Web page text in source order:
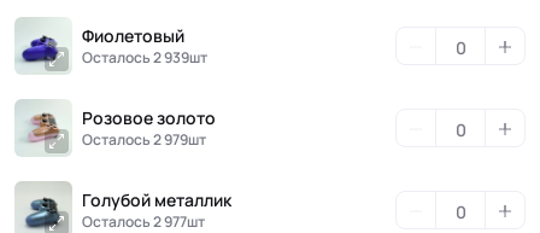
Фиолетовый
Осталось 2 939шт
Розовое золото
Осталось 2 979шт
Голубой металлик
Осталось 2 977шт